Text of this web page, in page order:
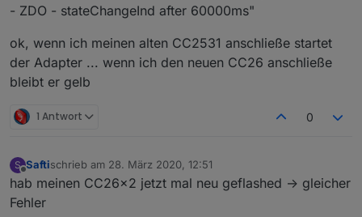
- ZDO - stateChangeInd after 60000ms"
ok, wenn ich meinen alten CC2531 anschließe startet
der Adapter ... wenn ich den neuen CC26 anschließe
bleibt er gelb
1 Antwort 0
S
Offline
Saftischrieb am 28. März 2020, 12:51
zuletzt editiert von
hab meinen CC26x2 jetzt mal neu geflashed -> gleicher
Fehler